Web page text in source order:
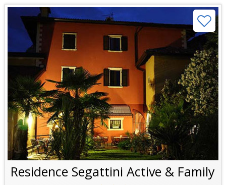
Residence Segattini Active & Family